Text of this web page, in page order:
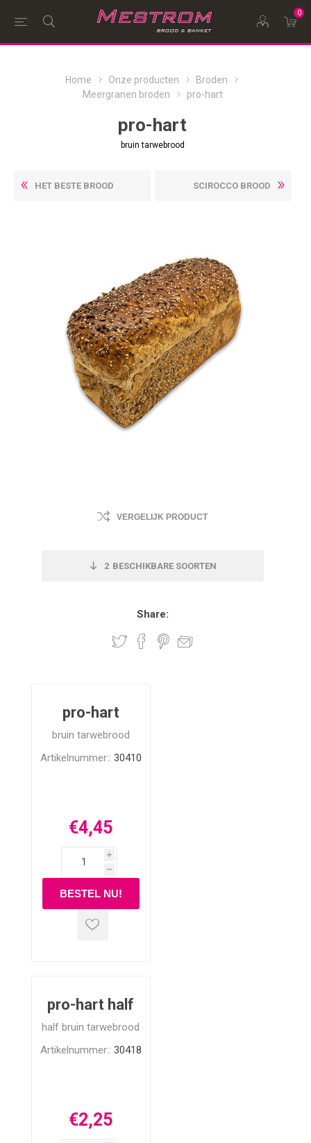
0
Home Onze producten
Broden
Meergranen broden
pro-hart
pro-hart
bruin tarwebrood
HET BESTE BROOD SCIROCCO BROOD
VERGELIJK PRODUCT
2 BESCHIKBARE SOORTEN
Share:
pro-hart
bruin tarwebrood
Artikelnummer:: 30410
€4,45
i
h
pro-hart half
half bruin tarwebrood
Artikelnummer:: 30418
€2,25